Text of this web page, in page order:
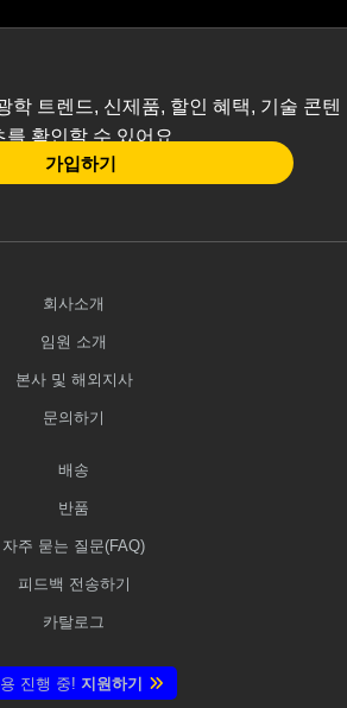
학 트렌드, 신제품, 할인 혜택, 기술 콘텐
를 확인할 수 있어요
가입하기
회사소개
임원 소개
본사 및 해외지사
문의하기
배송
반품
자주 묻는 질문(FAQ)
피드백 전송하기
카탈로그
진행 중! 지원하기